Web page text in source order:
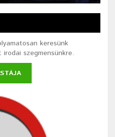
keresünk
szegmensünkre.